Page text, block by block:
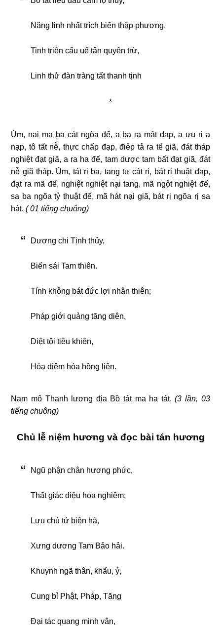
Năng linh nhất trích biến thập phương.
Tinh triên cấu uế tận quyên trừ,
Linh thử đàn tràng tất thanh tịnh
*
Úm, nại ma ba cát ngõa đế, a ba ra mật đạp, a ưu rị a
nạp, tô tất nễ, thực chấp đạp, điệp tả ra tể giã, đát tháp
nghiệt đạt giã, a ra ha đế, tam dược tam bất đạt giã, đát
nễ giã tháp. Úm, tát rị ba, tang tư cát rị, bát rị thuật đạp,
đạt ra mã đế, nghiệt nghiệt nại tang, mã ngột nghiệt đế,
sa ba ngõa tỷ thuật đế, mã hát nại giã, bát rị ngõa rị sa
hát.( 01 tiếng chuông)
Dương chi Tịnh thủy,
Biến sái Tam thiên.
Tính không bát đức lợi nhân thiên;
Pháp giới quảng tăng diên,
Diệt tội tiêu khiên,
Hỏa diệm hóa hồng liên.
Nam mô Thanh lương địa Bồ tát ma ha tát.(3 lần, 03
tiếng chuông)
Chủ lễ niệm hương và đọc bài tán hương
Ngũ phận chân hương phức,
Thất giác diệu hoa nghiêm;
Lưu chú tứ biện hà,
Xưng dương Tam Bảo hải.
Khuynh ngã thân, khẩu, ý,
Cung bỉ Phật, Pháp, Tăng
Đại tác quang minh vân,